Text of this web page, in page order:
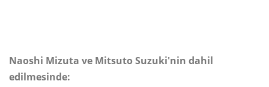
Naoshi Mizuta ve Mitsuto Suzuki'nin dahil
edilmesinde: